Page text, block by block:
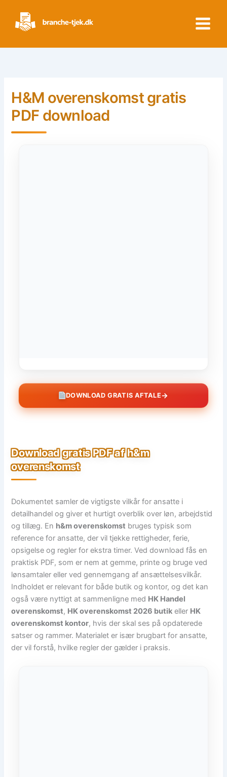
content
H&M overenskomst gratis
PDF download
DOWNLOAD GRATIS AFTALE→
Download gratis PDF af h&m
overenskomst
Dokumentet samler de vigtigste vilkår for ansatte i
detailhandel og giver et hurtigt overblik over løn, arbejdstid
og tillæg. En h&m overenskomst bruges typisk som
reference for ansatte, der vil tjekke rettigheder, ferie,
opsigelse og regler for ekstra timer. Ved download fås en
praktisk PDF, som er nem at gemme, printe og bruge ved
lønsamtaler eller ved gennemgang af ansættelsesvilkår.
Indholdet er relevant for både butik og kontor, og det kan
også være nyttigt at sammenligne med HK Handel
overenskomst, HK overenskomst 2026 butik eller HK
overenskomst kontor, hvis der skal ses på opdaterede
satser og rammer. Materialet er især brugbart for ansatte,
der vil forstå, hvilke regler der gælder i praksis.